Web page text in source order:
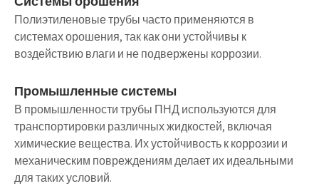
Полиэтиленовые трубы часто применяются в
системах орошения, так как они устойчивы к
воздействию влаги и не подвержены коррозии.
Промышленные системы
В промышленности трубы ПНД используются для
транспортировки различных жидкостей, включая
химические вещества. Их устойчивость к коррозии и
механическим повреждениям делает их идеальными
для таких условий.